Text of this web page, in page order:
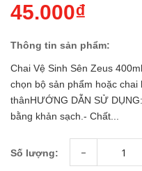
45.000₫
Thông tin sản phẩm:
Chai Vệ Sinh Sên Zeus
chọn bộ sản phẩm hoặc
thânHƯỚNG DẪN SỬ
bằng khản sạch.- Chất...
Số lượng: -